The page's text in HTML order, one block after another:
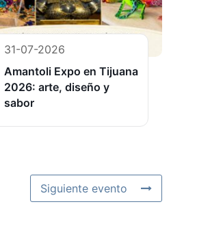
31-07-2026
Amantoli Expo en Tijuana
2026: arte, diseño y
sabor
Siguiente evento